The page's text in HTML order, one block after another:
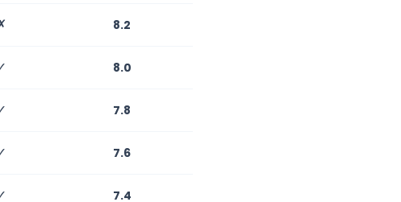
8.2
8.0
7.8
7.6
7.4